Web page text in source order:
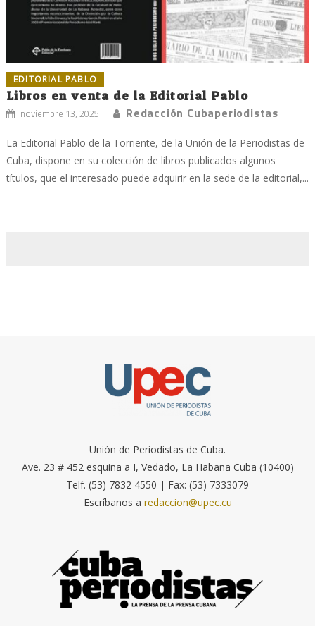
EDITORIAL PABLO
Libros en venta de la Editorial Pablo
noviembre 13, 2025 Redacción Cubaperiodistas
La Editorial Pablo de la Torriente, de la Unión de la Periodistas de
Cuba, dispone en su colección de libros publicados algunos
títulos, que el interesado puede adquirir en la sede de la editorial,...
Unión de Periodistas de Cuba.
Ave. 23 # 452 esquina a I, Vedado, La Habana Cuba (10400)
Telf. (53) 7832 4550 | Fax: (53) 7333079
Escríbanos a redaccion@upec.cu